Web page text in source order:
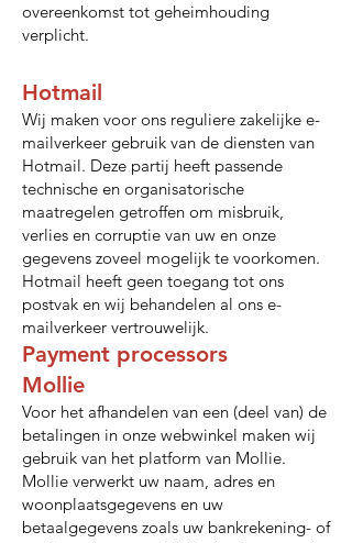
overeenkomst tot geheimhouding
verplicht.
Hotmail
Wij maken voor ons reguliere zakelijke e-
mailverkeer gebruik van de diensten van
Hotmail. Deze partij heeft passende
technische en organisatorische
maatregelen getroffen om misbruik,
verlies en corruptie van uw en onze
gegevens zoveel mogelijk te voorkomen.
Hotmail heeft geen toegang tot ons
postvak en wij behandelen al ons e­
mailverkeer vertrouwelijk.
Payment processors
Mollie
Voor het afhandelen van een (deel van) de
betalingen in onze webwinkel maken wij
gebruik van het platform van Mollie.
Mollie verwerkt uw naam, adres en
woonplaatsgegevens en uw
betaalgegevens zoals uw bankrekening- of